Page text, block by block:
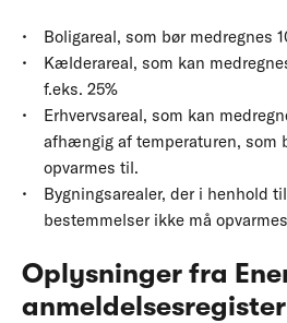
Boligareal, som bør medregnes
Kælderareal, som kan
f.eks. 25%
Erhvervsareal, som kan
afhængig af temperaturen, som
opvarmes til.
Bygningsarealer, der i henhold
bestemmelser ikke må
Oplysninger fra
anmeldelsesregister